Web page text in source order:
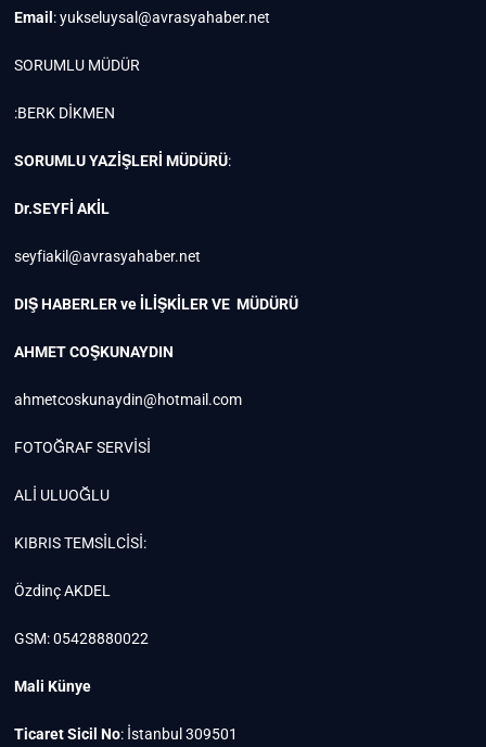
Email :yukseluysal@avrasyahaber.net
SORUMLU MÜDÜR
:BERK DİKMEN
SORUMLU YAZİŞLERİ MÜDÜRÜ:
Dr.SEYFİ AKİL
seyfiakil@avrasyahaber.net
DIŞ HABERLER ve İLİŞKİLER VE MÜDÜRÜ
AHMET COŞKUNAYDIN
ahmetcoskunaydin@hotmail.com
FOTOĞRAF SERVİSİ
ALİ ULUOĞLU
KIBRIS TEMSİLCİSİ:
Özdinç AKDEL
GSM: 05428880022
Mali Künye
Ticaret Sicil No: İstanbul 309501